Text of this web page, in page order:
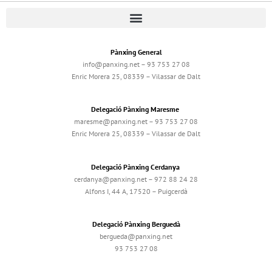
Pànxing General
info@panxing.net – 93 753 27 08
Enric Morera 25, 08339 – Vilassar de Dalt
Delegació Pànxing Maresme
maresme@panxing.net – 93 753 27 08
Enric Morera 25, 08339 – Vilassar de Dalt
Delegació Pànxing Cerdanya
cerdanya@panxing.net – 972 88 24 28
Alfons I, 44 A, 17520 – Puigcerdà
Delegació Pànxing Berguedà
bergueda@panxing.net
93 753 27 08